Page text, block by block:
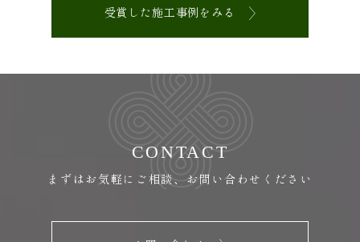
受賞した施工事例をみる
CONTACT
まずはお気軽にご相談、お問い合わせください